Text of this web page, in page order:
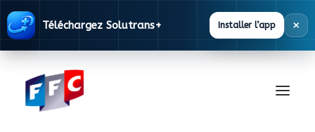
Téléchargez Solutrans+ Installer l’app ×